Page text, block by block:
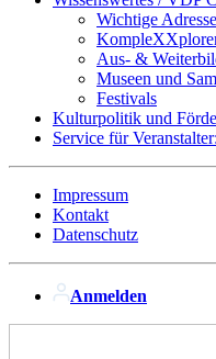
Wichtige
Aus- &
Museen und
Festivals
Kulturpolitik und
Service für
Impressum
Kontakt
Datenschutz
Anmelden